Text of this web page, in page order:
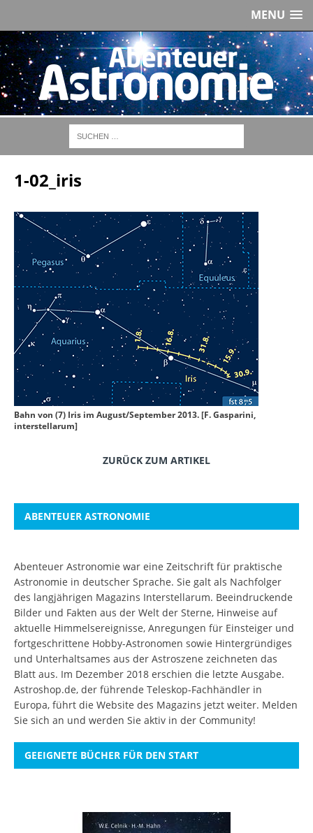
MENU
1-02_iris
Bahn von (7) Iris im August/September 2013. [F. Gasparini,
interstellarum]
ZURÜCK ZUM ARTIKEL
ABENTEUER ASTRONOMIE
Abenteuer Astronomie war eine Zeitschrift für praktische
Astronomie in deutscher Sprache. Sie galt als Nachfolger
des langjährigen Magazins Interstellarum. Beeindruckende
Bilder und Fakten aus der Welt der Sterne, Hinweise auf
aktuelle Himmelsereignisse, Anregungen für Einsteiger und
fortgeschrittene Hobby-Astronomen sowie Hintergründiges
und Unterhaltsames aus der Astroszene zeichneten das
Blatt aus. Im Dezember 2018 erschien die letzte Ausgabe.
Astroshop.de, der führende Teleskop-Fachhändler in
Europa, führt die Website des Magazins jetzt weiter. Melden
Sie sich an und werden Sie aktiv in der Community!
GEEIGNETE BÜCHER FÜR DEN START